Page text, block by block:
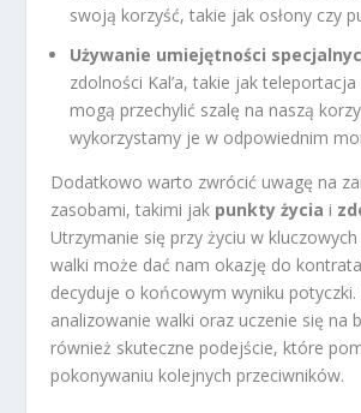
swoją korzyść, takie jak osłony czy
Używanie umiejętności
zdolności Kal’a, takie jak
mogą przechylić szalę na naszą
wykorzystamy je w odpowiednim
Dodatkowo warto zwrócić uwagę na
zasobami, takimi jak punkty życia i
Utrzymanie się przy życiu w
walki może dać nam okazję do
decyduje o końcowym wyniku potyczki.
analizowanie walki oraz uczenie się na
również skuteczne podejście, które
pokonywaniu kolejnych przeciwników.